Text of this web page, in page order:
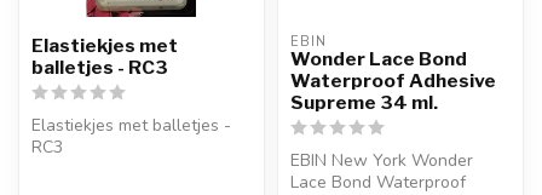
Elastiekjes met
balletjes - RC3
Elastiekjes met balletjes -
RC3
EBIN
Wonder Lace Bond
Waterproof Adhesive
Supreme 34 ml.
EBIN New York Wonder
Lace Bond Waterproof